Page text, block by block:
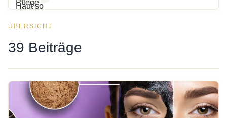
ÜBERSICHT
39 Beiträge